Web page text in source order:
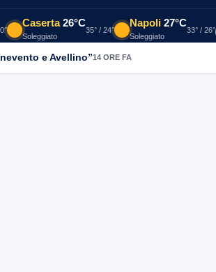
Caserta 26°C
Soleggiato
35° / 24°
Napoli 27°C
Soleggiato
33° / 26°
e Avellino”14 ORE FA